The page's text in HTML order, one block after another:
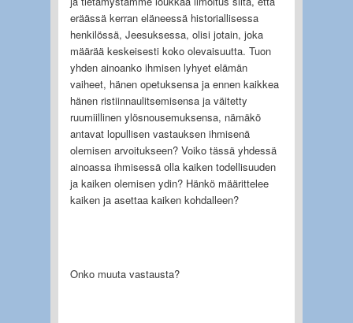
eräässä kerran eläneessä historiallisessa
henkilössä, Jeesuksessa, olisi jotain, joka
määrää keskeisesti koko olevai­suutta. Tuon
yhden ainoanko ihmisen lyhyet elämän
vaiheet, hänen opetuksensa ja ennen kaikkea
hänen ristiinnaulitsemisensa ja väitetty
ruumiillinen ylösnouse­muksensa, nämäkö
antavat lopullisen vastauksen ihmisenä
olemisen arvoitukseen? Voiko tässä yhdessä
ainoassa ihmisessä olla kaiken todellisuuden
ja kaiken olemisen ydin? Hänkö määrittelee
kaiken ja asettaa kaiken kohdalleen?
Onko muuta vastausta?